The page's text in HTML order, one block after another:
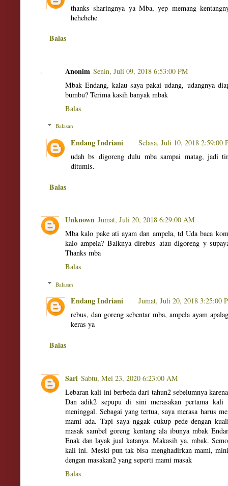
thanks sharingnya ya Mba, yep memang
hehehehe
Balas
Anonim Senin, Juli 09, 2018 6:53:00 PM
Mbak Endang, kalau saya pakai udang, udangnya
bumbu? Terima kasih banyak mbak
Balas
Balasan
Endang Indriani
Selasa, Juli 10, 2018 2:59:00
udah bs digoreng dulu mba sampai matag, jadi
ditumis.
Balas
Unknown Jumat, Juli 20, 2018 6:29:00 AM
Mba kalo pake ati ayam dan ampela, td Uda baca
kalo ampela? Baiknya direbus atau digoreng y
Thanks mba
Balas
Balasan
Endang Indriani
Jumat, Juli 20, 2018 3:25:00
rebus, dan goreng sebentar mba, ampela ayam
keras ya
Balas
Sari Sabtu, Mei 23, 2020 6:23:00 AM
Lebaran kali ini berbeda dari tahun2 sebelumnya
Dan adik2 sepupu di sini merasakan pertama
meninggal. Sebagai yang tertua, saya merasa harus
mami ada. Tapi saya nggak cukup pede dengan
masak sambel goreng kentang ala ibunya mbak
Enak dan layak jual katanya. Makasih ya, mbak.
kali ini. Meski pun tak bisa menghadirkan mami,
dengan masakan2 yang seperti mami masak
Balas